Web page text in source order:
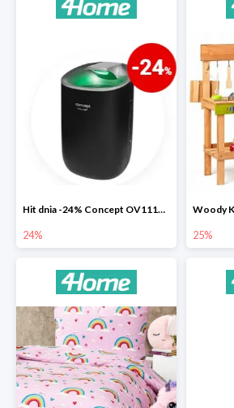
Hit dnia -24% Concept OV1110 osuszacz powietrza Perfect Air
24% 25%